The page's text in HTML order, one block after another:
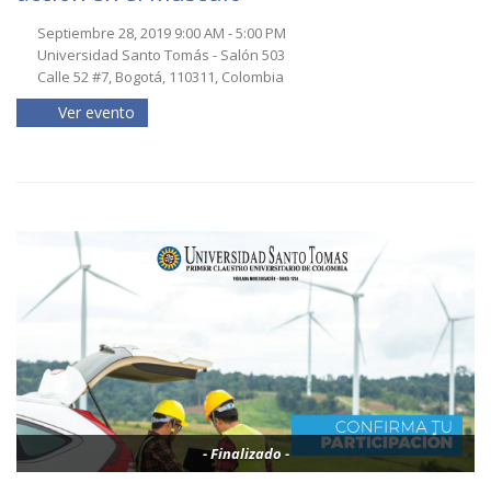
Septiembre 28, 2019 9:00 AM - 5:00 PM
Universidad Santo Tomás - Salón 503
Calle 52 #7, Bogotá, 110311, Colombia
Ver evento
- Finalizado -